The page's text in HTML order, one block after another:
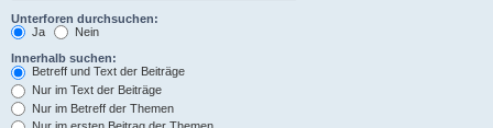
Unterforen durchsuchen:
Ja
Nein
Innerhalb suchen:
Betreff und Text der Beiträge
Nur im Text der Beiträge
Nur im Betreff der Themen